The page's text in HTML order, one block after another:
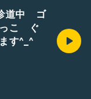
道中 ゴ
こ ぐ
す^_^